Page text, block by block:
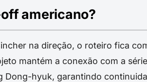
americano?
na direção, o roteiro fica
mantém a conexão com a
Dong-hyuk, garantindo